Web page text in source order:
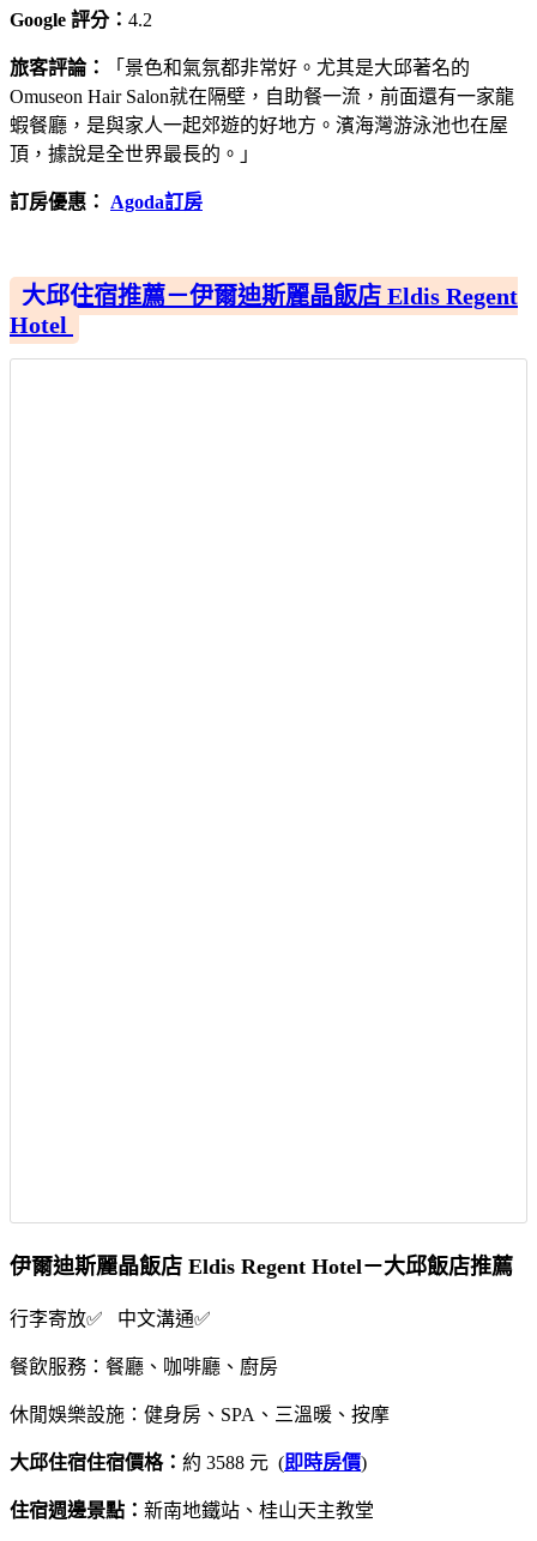
Google 評分： 4.2
旅客評論：
「景色和氣氛都非常好。尤其是大邱著名的
Omuseon Hair Salon就在隔壁，自助餐一流，前面還有一家龍
蝦餐廳，是與家人一起郊遊的好地方。濱海灣游泳池也在屋
頂，據說是全世界最長的。」
訂房優惠： Agoda訂房
大邱住宿推薦－伊爾迪斯麗晶飯店 Eldis Regent
Hotel
伊爾迪斯麗晶飯店 Eldis Regent Hotel－大邱飯店推薦
行李寄放✅ 中文溝通✅
餐飲服務：餐廳、咖啡廳、廚房
休閒娛樂設施：健身房、SPA、三溫暖、按摩
大邱住宿住宿價格： 約 3588 元 (即時房價)
住宿週邊景點： 新南地鐵站、桂山天主教堂